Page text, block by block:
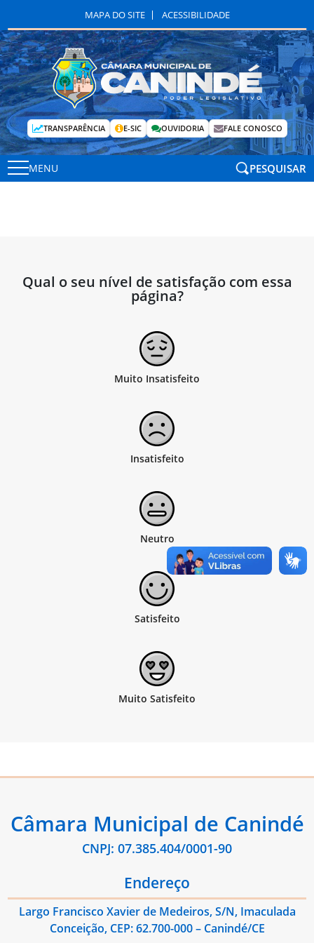
MAPA DO SITE ACESSIBILIDADE
TRANSPARÊNCIA E-SIC OUVIDORIA FALE CONOSCO
MENU PESQUISAR
Qual o seu nível de satisfação com essa
página?
Câmara Municipal de Canindé
CNPJ: 07.385.404/0001-90
Endereço
Largo Francisco Xavier de Medeiros, S/N, Imaculada
Conceição, CEP: 62.700-000 – Canindé/CE